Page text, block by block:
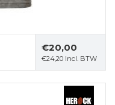
€20,00
€24,20 Incl. BTW